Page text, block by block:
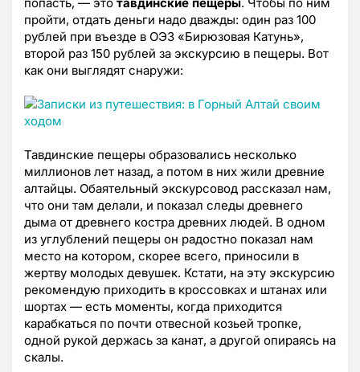
попасть, — это тавдинские пещеры. Чтобы по ним
пройти, отдать деньги надо дважды: один раз 100
рублей при въезде в ОЭЗ «Бирюзовая Катунь»,
второй раз 150 рублей за экскурсию в пещеры. Вот
как они выглядят снаружи:
Тавдинские пещеры образовались несколько
миллионов лет назад, а потом в них жили древние
алтайцы. Обаятельный экскурсовод рассказал нам,
что они там делали, и показал следы древнего
дыма от древнего костра древних людей. В одном
из углублений пещеры он радостно показал нам
место на котором, скорее всего, приносили в
жертву молодых девушек. Кстати, на эту экскурсию
рекомендую приходить в кроссовках и штанах или
шортах — есть моменты, когда приходится
карабкаться по почти отвесной козьей тропке,
одной рукой держась за канат, а другой опираясь на
скалы.